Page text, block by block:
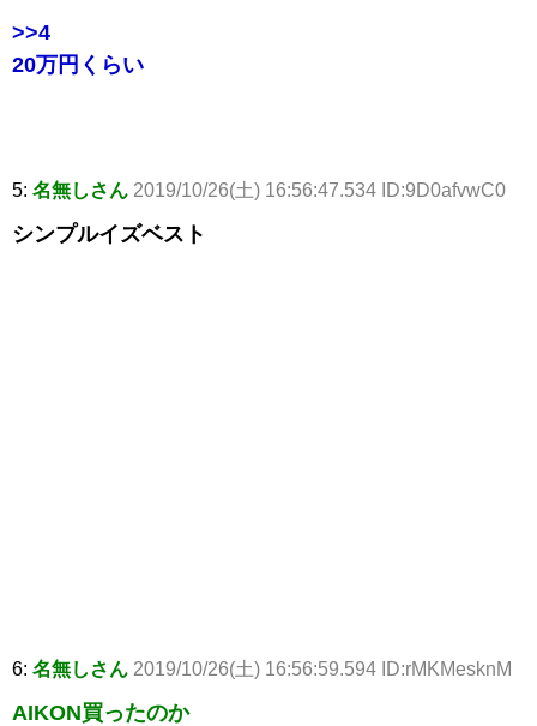
>>4
20万円くらい
5: 名無しさん 2019/10/26(土) 16:56:47.534 ID:9D0afvwC0
シンプルイズベスト
6: 名無しさん 2019/10/26(土) 16:56:59.594 ID:rMKMesknM
AIKON買ったのか